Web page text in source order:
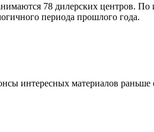
78 дилерских центров.
периода прошлого года.
интересных материалов раньше